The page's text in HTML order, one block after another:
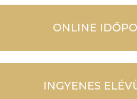
ONLINE
INGYENES